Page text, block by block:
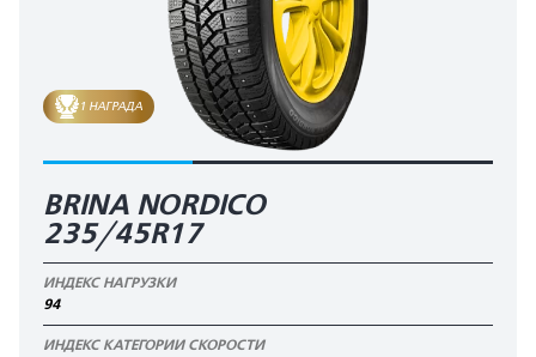
1 НАГРАДА
BRINA NORDICO
235/45R17
ИНДЕКС НАГРУЗКИ
94
ИНДЕКС КАТЕГОРИИ СКОРОСТИ